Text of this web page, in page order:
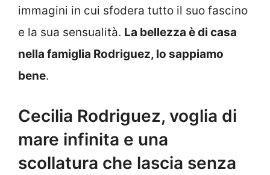
immagini in cui sfodera tutto il suo fascino
e la sua sensualità. La bellezza è di casa
nella famiglia Rodriguez, lo sappiamo
bene.
Cecilia Rodriguez, voglia di
mare infinita e una
scollatura che lascia senza